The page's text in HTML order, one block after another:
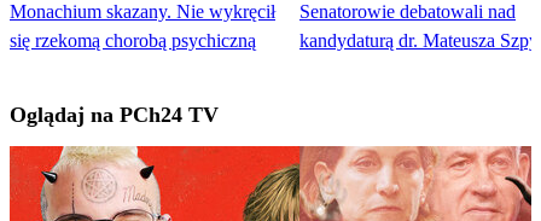
Monachium skazany. Nie wykręcił
się rzekomą chorobą psychiczną
Senatorowie debatowali nad
kandydaturą dr. Mateusza
Oglądaj na PCh24 TV